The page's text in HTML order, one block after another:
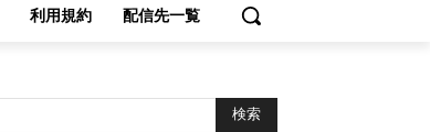
利用規約 配信先一覧